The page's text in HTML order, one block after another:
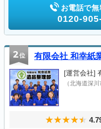
お電話で
0120-
2位 有限会社 和幸紙
[運営会社]
（北海道深